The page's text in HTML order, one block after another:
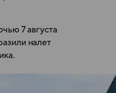
7 августа
налет